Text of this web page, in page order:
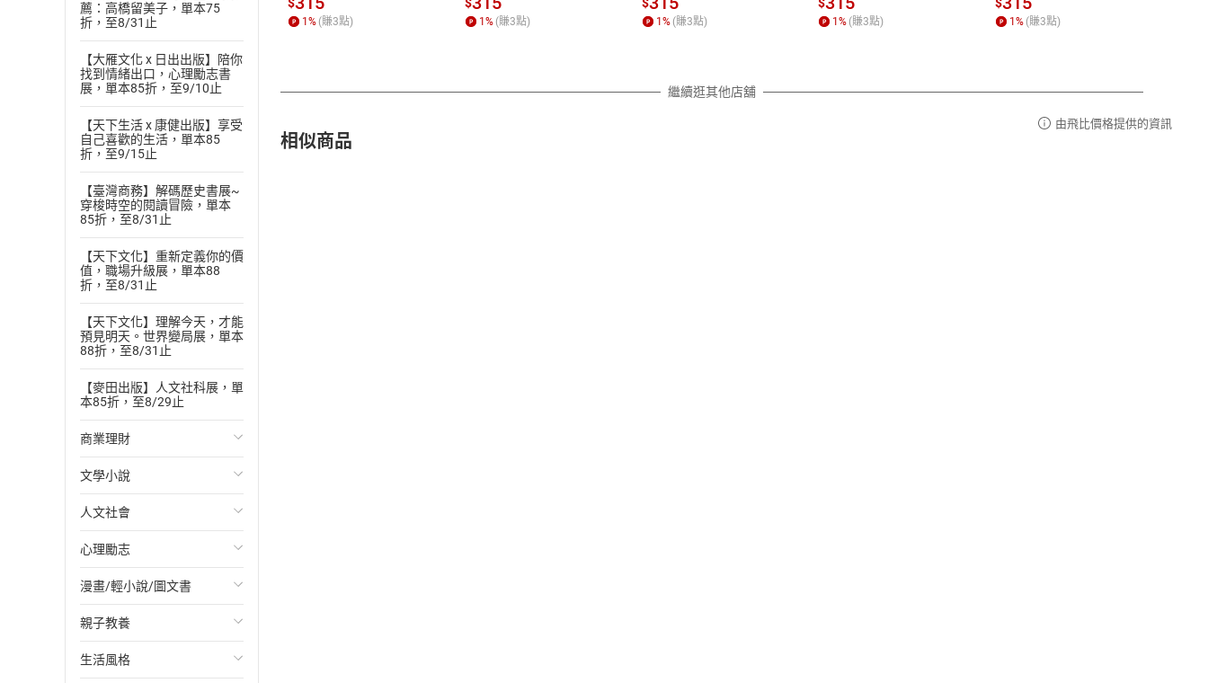
薦：高橋留美子，單本75
折，至8/31止
【大雁文化 x 日出出版】陪你
找到情緒出口，心理勵志書
展，單本85折，至9/10止
【天下生活 x 康健出版】享受
自己喜歡的生活，單本85
折，至9/15止
【臺灣商務】解碼歷史書展~
穿梭時空的閱讀冒險，單本
85折，至8/31止
【天下文化】重新定義你的價
值，職場升級展，單本88
折，至8/31止
【天下文化】理解今天，才能
預見明天。世界變局展，單本
88折，至8/31止
【麥田出版】人文社科展，單
本85折，至8/29止
商業理財
投資理財
經濟/趨勢
財務/金融
管理/領導
職場工作術
成功法
文學小說
歐美文學
日本文學
韓國文學
華文文學
經典文學
人文社會
國際關係
政治
社會科學
台灣/中國歷史
心理勵志
心靈成長/情緒
人際關係
兩性關係
漫畫/輕小說/圖文書
輕小說
奇幻/科幻
親子教養
教育現場
生活風格
照各商品說明。
1 % (賺3點) 1 % (賺3點) 1 % (賺3點) 1% (賺3點) 1% (賺3點)
繼續逛其他店舖
相似商品
由飛比價格提供的資訊